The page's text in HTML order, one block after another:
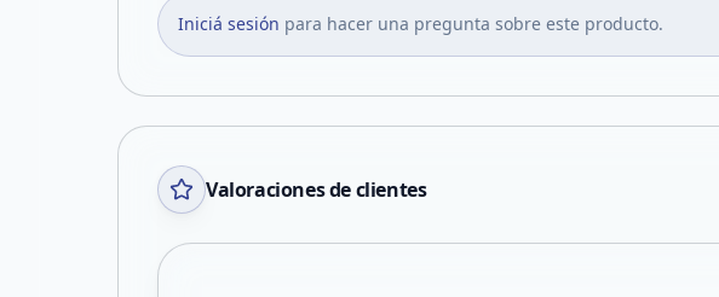
Iniciá sesión para hacer una pregunta sobre este producto.
Valoraciones de clientes